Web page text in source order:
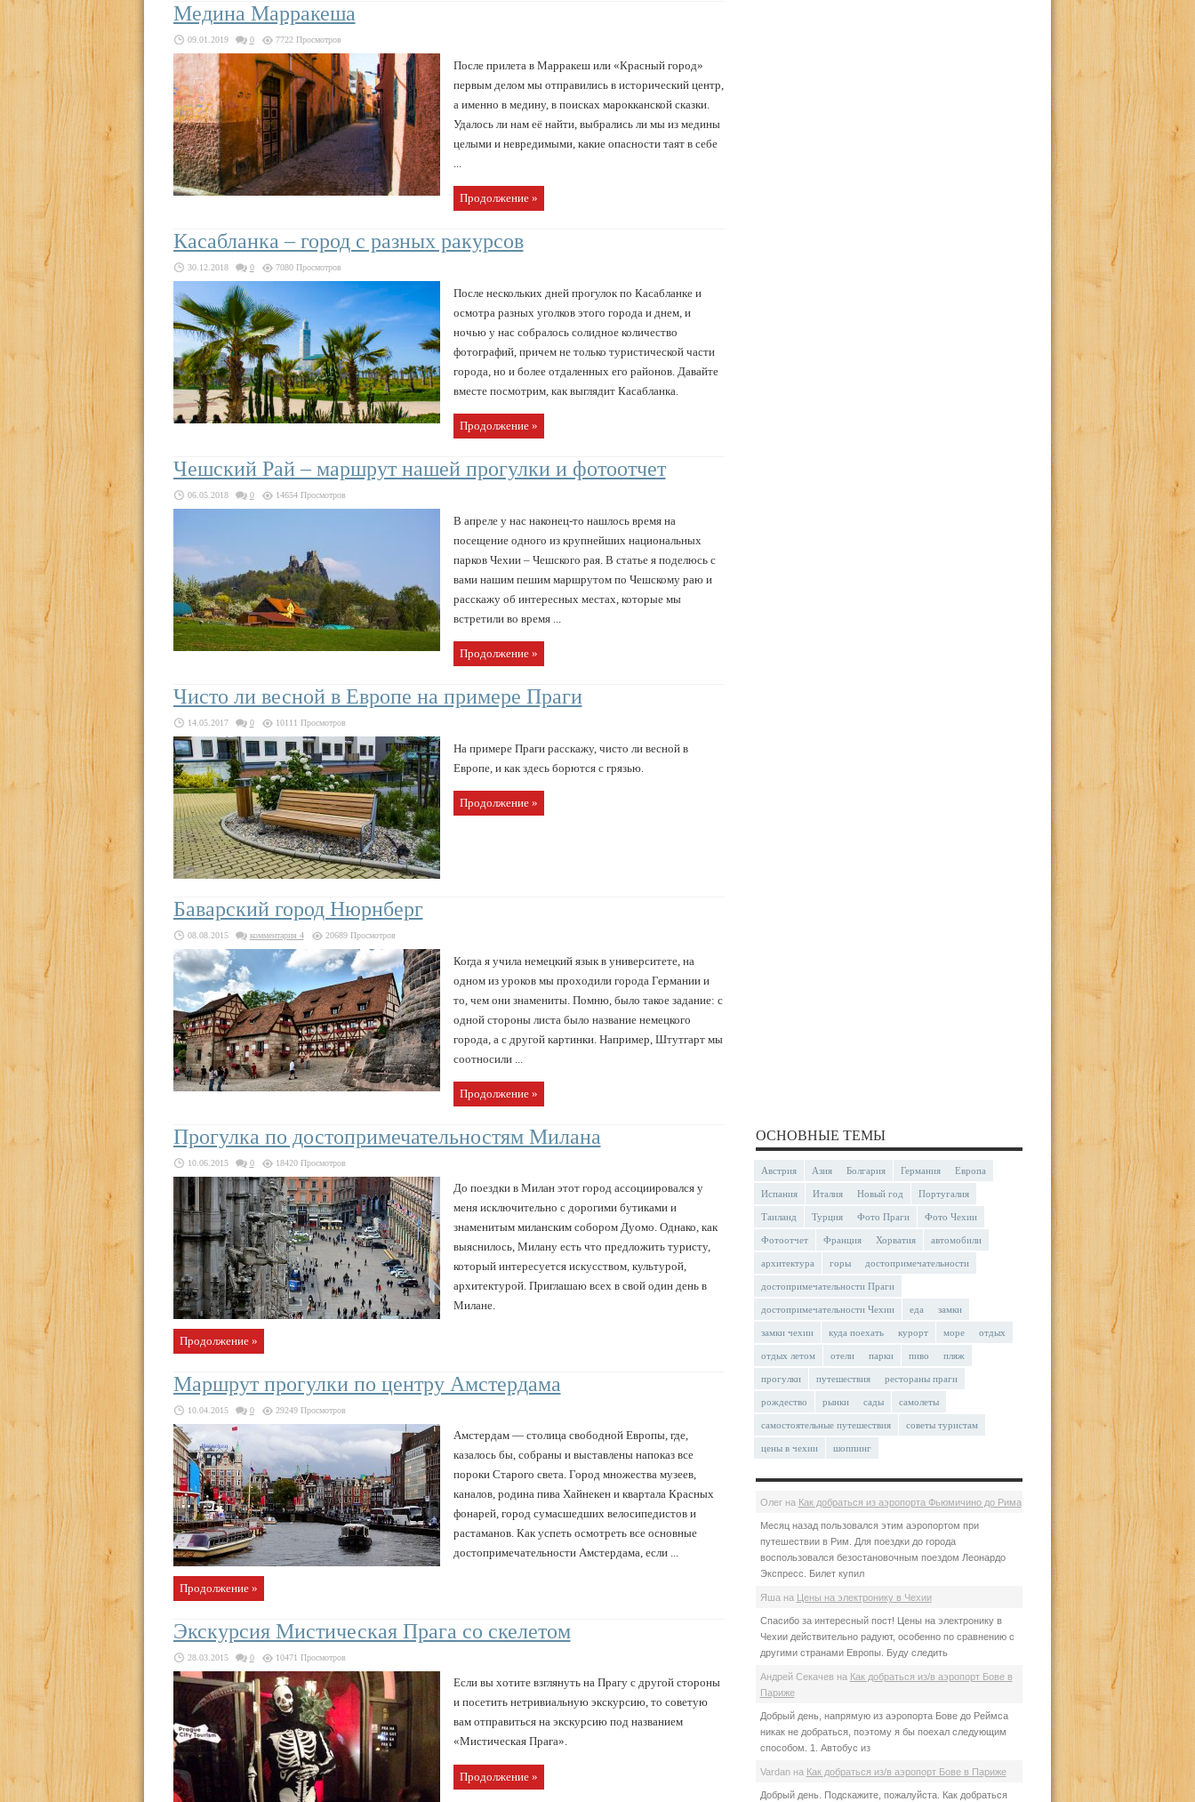
Медина Марракеша
09.01.2019 0 7722 Просмотров
После прилета в Марракеш или «Красный город»
первым делом мы отправились в исторический центр,
а именно в медину, в поисках марокканской сказки.
Удалось ли нам её найти, выбрались ли мы из медины
целыми и невредимыми, какие опасности таят в себе
Продолжение »
Касабланка – город с разных ракурсов
30.12.2018 0 7080 Просмотров
После нескольких дней прогулок по Касабланке и
осмотра разных уголков этого города и днем, и
ночью у нас собралось солидное количество
фотографий, причем не только туристической части
города, но и более отдаленных его районов. Давайте
вместе посмотрим, как выглядит Касабланка.
Продолжение »
Чешский Рай – маршрут нашей прогулки и фотоотчет
06.05.2018 0 14654 Просмотров
В апреле у нас наконец-то нашлось время на
посещение одного из крупнейших национальных
парков Чехии – Чешского рая. В статье я поделюсь с
вами нашим пешим маршрутом по Чешскому раю и
расскажу об интересных местах, которые мы
встретили во время ...
Продолжение »
Чисто ли весной в Европе на примере Праги
14.05.2017 0 10111 Просмотров
На примере Праги расскажу, чисто ли весной в
Европе, и как здесь борются с грязью.
Продолжение »
Баварский город Нюрнберг
08.08.2015 комментария 4 20689 Просмотров
Когда я учила немецкий язык в университете, на
одном из уроков мы проходили города Германии и
то, чем они знамениты. Помню, было такое задание: с
одной стороны листа было название немецкого
города, а с другой картинки. Например, Штутгарт мы
соотносили ...
Продолжение »
Прогулка по достопримечательностям Милана
10.06.2015 0 18420 Просмотров
До поездки в Милан этот город ассоциировался у
меня исключительно с дорогими бутиками и
знаменитым миланским собором Дуомо. Однако, как
выяснилось, Милану есть что предложить туристу,
который интересуется искусством, культурой,
архитектурой. Приглашаю всех в свой один день в
Милане.
Продолжение »
Маршрут прогулки по центру Амстердама
10.04.2015 0 29249 Просмотров
Амстердам — столица свободной Европы, где,
казалось бы, собраны и выставлены напоказ все
пороки Старого света. Город множества музеев,
каналов, родина пива Хайнекен и квартала Красных
фонарей, город сумасшедших велосипедистов и
растаманов. Как успеть осмотреть все основные
достопримечательности Амстердама, если ...
Продолжение »
Экскурсия Мистическая Прага со скелетом
28.03.2015 0 10471 Просмотров
Если вы хотите взглянуть на Прагу с другой стороны
и посетить нетривиальную экскурсию, то советую
вам отправиться на экскурсию под названием
«Мистическая Прага».
Продолжение »
ОСНОВНЫЕ ТЕМЫ
Австрия Азия Болгария Германия Европа
Испания Италия Новый год Португалия
Таиланд Турция Фото Праги Фото Чехии
Фотоотчет Франция Хорватия автомобили
архитектура горы достопримечательности
достопримечательности Праги
достопримечательности Чехии еда замки
замки чехии куда поехать курорт море отдых
отдых летом отели парки пиво пляж
прогулки путешествия рестораны праги
рождество рынки сады самолеты
самостоятельные путешествия советы туристам
цены в чехии шоппинг
Олегна Как добраться из аэропорта Фьюмичино до Рима
Месяц назад пользовался этим аэропортом при
путешествии в Рим. Для поездки до города
воспользовался безостановочным поездом Леонардо
Экспресс. Билет купил
Яша на Цены на электронику в Чехии
Спасибо за интересный пост! Цены на электронику в
Чехии действительно радуют, особенно по сравнению с
другими странами Европы. Буду следить
Андрей Секачев на Как добраться из/в аэропорт Бове в
Париже
Добрый день, напрямую из аэропорта Бове до Реймса
никак не добраться, поэтому я бы поехал следующим
способом. 1. Автобус из
Vardanна Как добраться из/в аэропорт Бове в Париже
Добрый день. Подскажите, пожалуйста. Как добраться